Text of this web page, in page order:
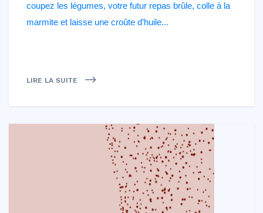
coupez les légumes, votre futur repas brûle, colle à la
marmite et laisse une croûte d’huile...
LIRE LA SUITE